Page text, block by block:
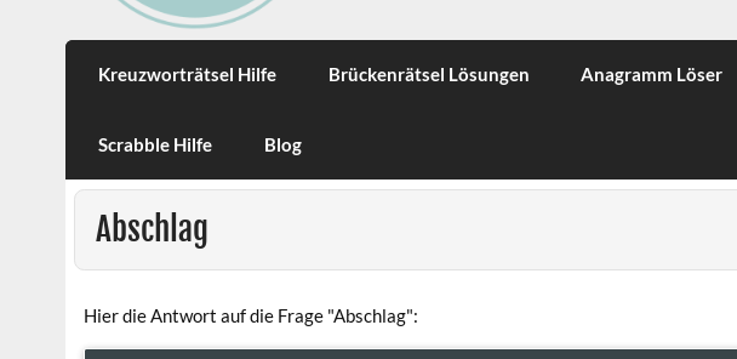
Kreuzworträtsel Hilfe Brückenrätsel Lösungen Anagramm Löser
Scrabble Hilfe Blog
Abschlag
Hier die Antwort auf die Frage "Abschlag":